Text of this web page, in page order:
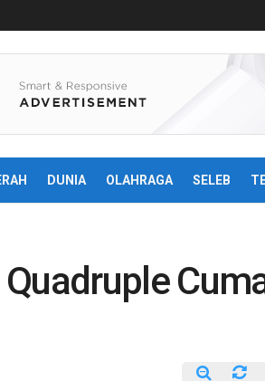
DUNIA OLAHRAGA SELEB